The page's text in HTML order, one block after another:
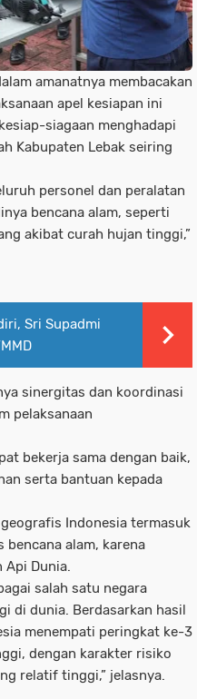
amanatnya membacakan
apel kesiapan ini
siagaan menghadapi
Kabupaten Lebak seiring
personel dan peralatan
bencana alam, seperti
akibat curah hujan tinggi,”
Sri Supadmi
sinergitas dan koordinasi
pelaksanaan
bekerja sama dengan baik,
serta bantuan kepada
Indonesia termasuk
alam, karena
Api Dunia.
salah satu negara
di dunia. Berdasarkan hasil
menempati peringkat ke-3
dengan karakter risiko
relatif tinggi,” jelasnya.